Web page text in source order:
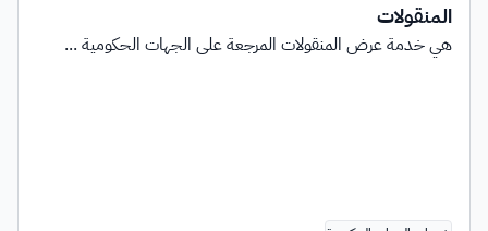
المنقولات
هي خدمة عرض المنقولات المرجعة على الجهات الحكومية ...